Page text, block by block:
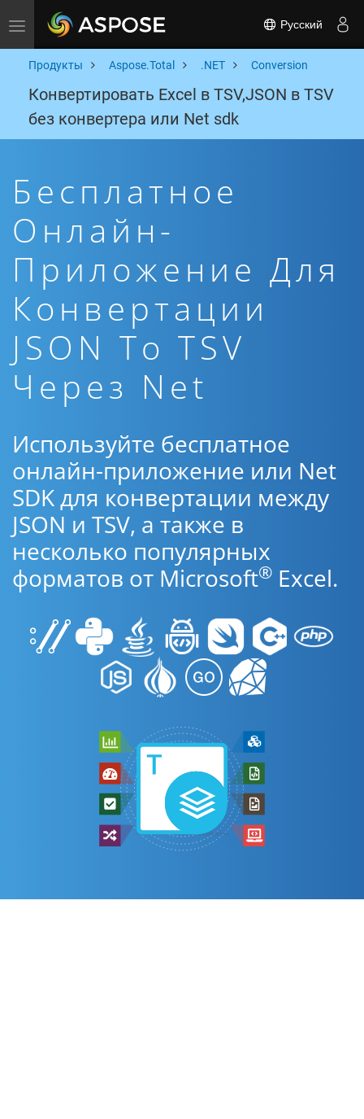
Toggle navigation Русский
Продукты Aspose.Total .NET Conversion
Конвертировать Excel в TSV,JSON в TSV
без конвертера или Net sdk
Бесплатное
Онлайн-
Приложение Для
Конвертации
JSON To TSV
Через Net
Используйте бесплатное
онлайн-приложение или Net
SDK для конвертации между
JSON и TSV, а также в
несколько популярных
форматов от Microsoft® Excel.